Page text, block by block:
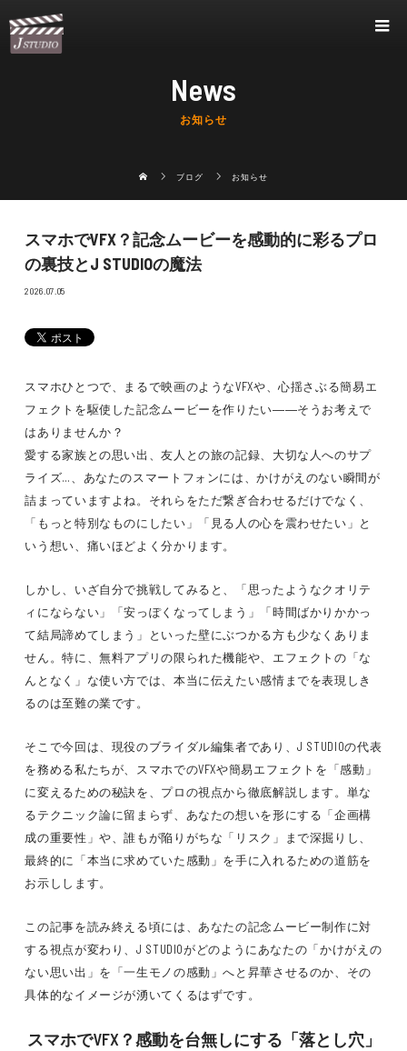
News
お知らせ
ブログ お知らせ
スマホでVFX？記念ムービーを感動的に彩るプロ
の裏技とJ STUDIOの魔法
2026.07.05
スマホひとつで、まるで映画のようなVFXや、心揺さぶる簡易エ
フェクトを駆使した記念ムービーを作りたい――そうお考えで
はありませんか？
愛する家族との思い出、友人との旅の記録、大切な人へのサプ
ライズ…、あなたのスマートフォンには、かけがえのない瞬間が
詰まっていますよね。それらをただ繋ぎ合わせるだけでなく、
「もっと特別なものにしたい」「見る人の心を震わせたい」と
いう想い、痛いほどよく分かります。
しかし、いざ自分で挑戦してみると、「思ったようなクオリテ
ィにならない」「安っぽくなってしまう」「時間ばかりかかっ
て結局諦めてしまう」といった壁にぶつかる方も少なくありま
せん。特に、無料アプリの限られた機能や、エフェクトの「な
んとなく」な使い方では、本当に伝えたい感情までを表現しき
るのは至難の業です。
そこで今回は、現役のブライダル編集者であり、J STUDIOの代表
を務める私たちが、スマホでのVFXや簡易エフェクトを「感動」
に変えるための秘訣を、プロの視点から徹底解説します。単な
るテクニック論に留まらず、あなたの想いを形にする「企画構
成の重要性」や、誰もが陥りがちな「リスク」まで深掘りし、
最終的に「本当に求めていた感動」を手に入れるための道筋を
お示しします。
この記事を読み終える頃には、あなたの記念ムービー制作に対
する視点が変わり、J STUDIOがどのようにあなたの「かけがえの
ない思い出」を「一生モノの感動」へと昇華させるのか、その
具体的なイメージが湧いてくるはずです。
スマホでVFX？感動を台無しにする「落とし穴」